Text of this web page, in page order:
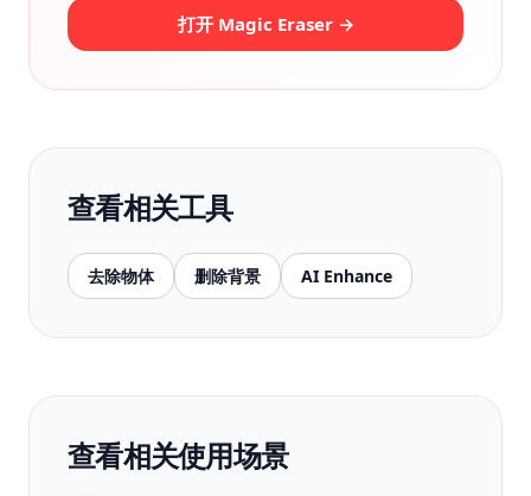
打开 Magic Eraser →
查看相关工具
去除物体 删除背景 AI Enhance
查看相关使用场景